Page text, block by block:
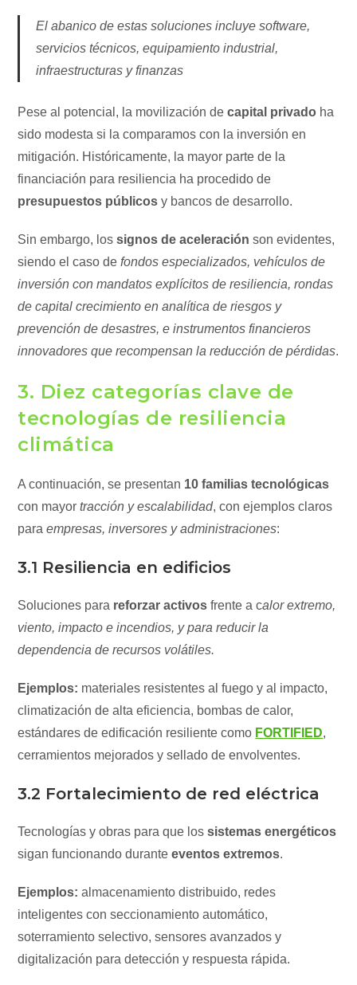
El abanico de estas soluciones incluye software,
servicios técnicos, equipamiento industrial,
infraestructuras y finanzas
Pese al potencial, la movilización decapital privado ha
sido modesta si la comparamos con la inversión en
mitigación. Históricamente, la mayor parte de la
financiación para resiliencia ha procedido de
presupuestos públicos y bancos de desarrollo.
Sin embargo, lossignos de aceleración son evidentes,
siendo el caso defondos especializados, vehículos de
inversión con mandatos explícitos de resiliencia, rondas
de capital crecimiento en analítica de riesgos y
prevención de desastres, e instrumentos financieros
innovadores que recompensan la reducción de pérdidas.
3. Diez categorías clave de
tecnologías de resiliencia
climática
A continuación, se presentan 10 familias tecnológicas
con mayortracción y escalabilidad, con ejemplos claros
paraempresas, inversores y administraciones:
3.1 Resiliencia en edificios
Soluciones para reforzar activos frente a calor extremo,
viento, impacto e incendios, y para reducir la
dependencia de recursos volátiles.
Ejemplos: materiales resistentes al fuego y al impacto,
climatización de alta eficiencia, bombas de calor,
estándares de edificación resiliente como FORTIFIED,
cerramientos mejorados y sellado de envolventes.
3.2 Fortalecimiento de red eléctrica
Tecnologías y obras para que lossistemas energéticos
sigan funcionando duranteeventos extremos.
Ejemplos: almacenamiento distribuido, redes
inteligentes con seccionamiento automático,
soterramiento selectivo, sensores avanzados y
digitalización para detección y respuesta rápida.